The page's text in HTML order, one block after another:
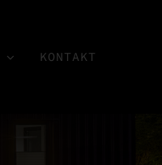
KONTAKT